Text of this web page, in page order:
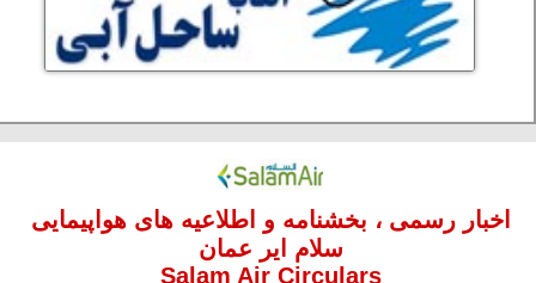
اخبار رسمی ، بخشنامه و اطلاعیه های هواپیمایی
سلام ایر عمان
Salam Air Circulars